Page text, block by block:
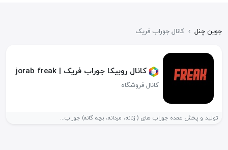
جوین چنل › کانال جوراب فریک
کانال روبیکا جوراب فریک | jorab freak
کانال فروشگاه
تولید و پخش عمده جوراب های ( زنانه، مردانه، بچه گانه) جوراب...